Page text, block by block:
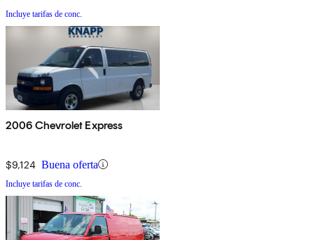
Incluye tarifas de conc.
2006 Chevrolet Express
$9,124 Buena oferta
Incluye tarifas de conc.